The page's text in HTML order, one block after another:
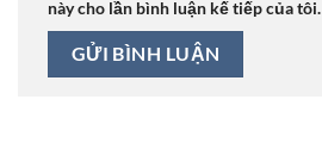
này cho lần bình luận kế tiếp của tôi.